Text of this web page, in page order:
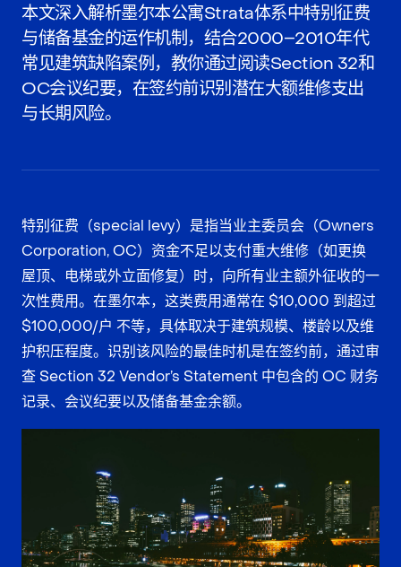
本文深入解析墨尔本公寓Strata体系中特别征费
与储备基金的运作机制，结合2000–2010年代
常见建筑缺陷案例，教你通过阅读Section 32和
OC会议纪要，在签约前识别潜在大额维修支出
与长期风险。
特别征费（special levy）是指当业主委员会（Owners
Corporation, OC）资金不足以支付重大维修（如更换
屋顶、电梯或外立面修复）时，向所有业主额外征收的一
次性费用。在墨尔本，这类费用通常在 $10,000 到超过
$100,000/户 不等，具体取决于建筑规模、楼龄以及维
护积压程度。识别该风险的最佳时机是在签约前，通过审
查 Section 32 Vendor’s Statement 中包含的 OC 财务
记录、会议纪要以及储备基金余额。